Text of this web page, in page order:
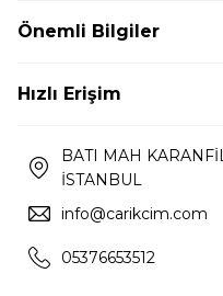
Önemli Bilgiler
Hızlı Erişim
BATI MAH
İSTANBUL
info@carikcim.com
05376653512